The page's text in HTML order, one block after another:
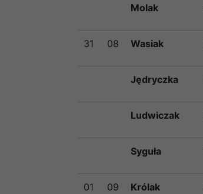
Molak
31 08 Wasiak
Jędryczka
Ludwiczak
Syguła
01 09 Królak